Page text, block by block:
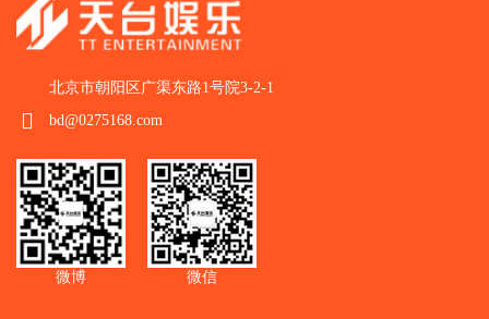
北京市朝阳区广渠东路1号院3-2-1
bd@0275168.com
微博 微信